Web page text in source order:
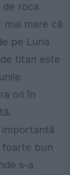
roca
mare că
pe Luna
titan este
ori în
foarte bun
s-a